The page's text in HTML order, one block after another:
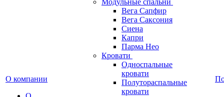
О компании
Модульные спальни
Вега Сапфир
Вега Саксония
Сиена
Капри
Парма Нео
Кровати
Односпальные
кровати
Полутораспальные
кровати